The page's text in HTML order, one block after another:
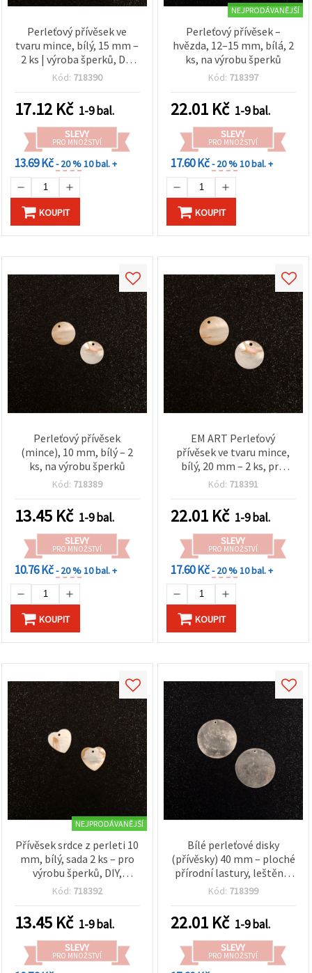
Perleťový přívěsek ve
tvaru mince, bílý, 15 mm –
2 ks | výroba šperků, DIY
tvoření a dekorace
Kód: 718390
17.12 Kč 1-9 bal.
SLEVY
PRO MNOŽSTVÍ
13.69 Kč- 20 %10 bal. +
KOUPIT
NEJPRODÁVANĚJŠÍ
Perleťový přívěsek –
hvězda, 12–15 mm, bílá, 2
ks, na výrobu šperků
Kód: 718397
22.01 Kč 1-9 bal.
SLEVY
PRO MNOŽSTVÍ
17.60 Kč- 20 %10 bal. +
KOUPIT
Perleťový přívěsek
(mince), 10 mm, bílý – 2
ks, na výrobu šperků
Kód: 718389
13.45 Kč 1-9 bal.
SLEVY
PRO MNOŽSTVÍ
10.76 Kč- 20 %10 bal. +
KOUPIT
EM ART Perleťový
přívěsek ve tvaru mince,
bílý, 20 mm – 2 ks, pro
výrobu šperků, doplňky a
Kód: 718391
22.01 Kč 1-9 bal.
SLEVY
PRO MNOŽSTVÍ
17.60 Kč- 20 %10 bal. +
KOUPIT
NEJPRODÁVANĚJŠÍ
Přívěsek srdce z perleti 10
mm, bílý, sada 2 ks – pro
výrobu šperků, DIY,
náhrdelníky a náušnice
Kód: 718392
13.45 Kč 1-9 bal.
SLEVY
PRO MNOŽSTVÍ
Bílé perleťové disky
(přívěsky) 40 mm – ploché
přírodní lastury, leštěné,
sada 2 ks pro výrobu
náhrdelníky a náušnice
Kód: 718399
22.01 Kč 1-9 bal.
SLEVY
PRO MNOŽSTVÍ